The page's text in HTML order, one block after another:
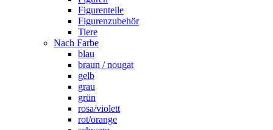
Figurenteile
Figurenzubehör
Tiere
Nach Farbe
blau
braun / nougat
gelb
grau
grün
rosa/violett
rot/orange